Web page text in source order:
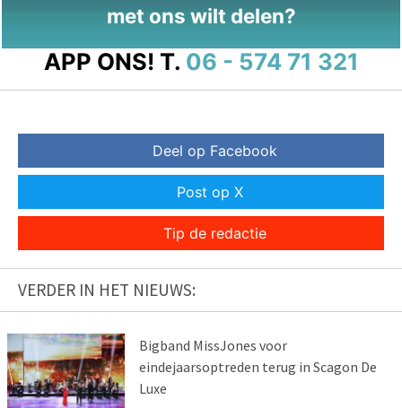
met ons wilt delen?
APP ONS! T. 06 - 574 71 321
Deel op Facebook
Post op X
Tip de redactie
VERDER IN HET NIEUWS:
Bigband MissJones voor
eindejaarsoptreden terug in Scagon De
Luxe